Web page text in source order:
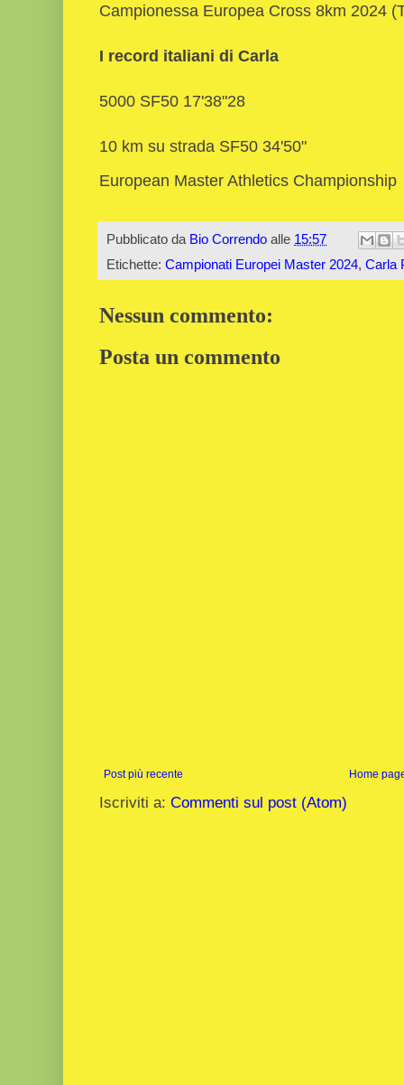
Campionessa Europea Cross 8km 2024
I record italiani di Carla
5000 SF50 17'38"28
10 km su strada SF50 34'50"
European Master Athletics
Pubblicato da Bio Correndo alle 15:57
Etichette: Campionati Europei Master 2024, Carla
Nessun commento:
Posta un commento
Post più recente Home
Iscriviti a: Commenti sul post (Atom)